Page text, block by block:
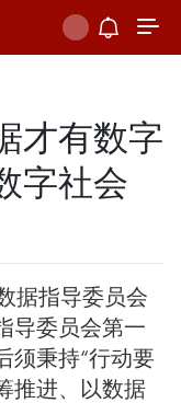
才有数字
字社会
据指导委员会
导委员会第一
须秉持“行动要
推进、以数据